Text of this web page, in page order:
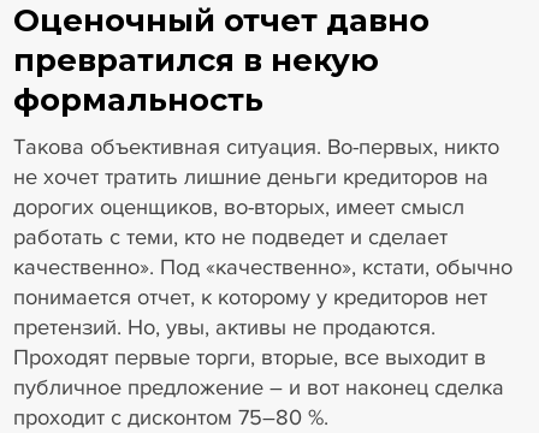
Оценочный отчет давно
превратился в некую
формальность
Такова объективная ситуация. Во-первых, никто
не хочет тратить лишние деньги кредиторов на
дорогих оценщиков, во-вторых, имеет смысл
работать с теми, кто не подведет и сделает
качественно». Под «качественно», кстати, обычно
понимается отчет, к которому у кредиторов нет
претензий. Но, увы, активы не продаются.
Проходят первые торги, вторые, все выходит в
публичное предложение – и вот наконец сделка
проходит с дисконтом 75–80 %.